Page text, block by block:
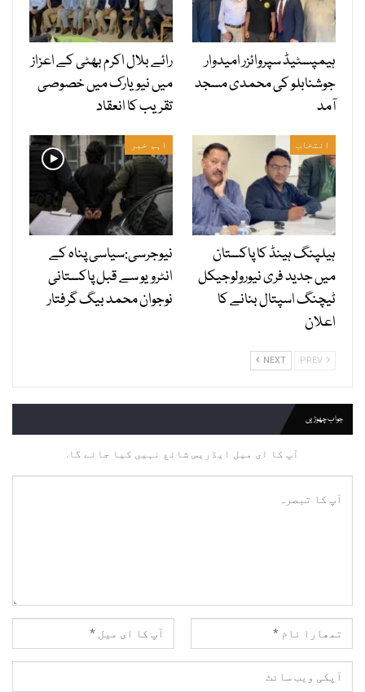
ہیمپسٹیڈ سپروائزر امیدوار
جوشنابلو کی محمدی مسجد
آمد
رائے بلال اکرم بھٹی کے اعزاز
میں نیویارک میں خصوصی
تقریب کا انعقاد
انتخاب
ہیلپنگ ہینڈ کا پاکستان
میں جدید فری نیورولوجیکل
ٹیچنگ اسپتال بنانے کا
اعلان
اہم خبر
نیوجرسی:سیاسی پناہ کے
انٹرویو سے قبل پاکستانی
نوجوان محمد بیگ گرفتار
NEXT
جواب چھوڑیں
آپ کا ای میل ایڈریس شائع نہیں کیا جائے گا.